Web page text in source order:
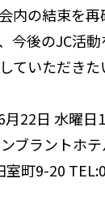
内の結束を
今後のJC活
ていただきた
月22日 水曜日
ブラントホ
室町9-20